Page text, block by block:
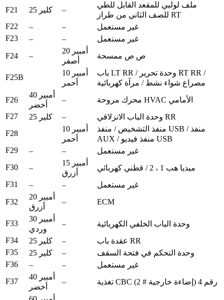
F21 25 كلير –
ملف لولبي للمقعد القابل للطي
للصف الثاني من طراز RT
F22
– –
غير مستعمل
F23
– –
غير مستعمل
F24
–
20 أمبير
أصفر
ص ص ممسحة
F25B
10 أمبير
أحمر
باب LT RR / وحدة تحرير RT RR /
مصراع شواء نشط / مرآة كهربائية
F26
40 أمبير
أخضر
–
محرك مروحة HVAC الأمامي
F27
25 كلير –
وحدة الباب الانزلاقي RR
F28
10 أمبير
أحمر
منفذ التشخيص / منفذ USB / منفذ
AUX / منفذ فيديو USB
F29
– –
غير مستعمل
F30
–
15 أمبير
أزرق
ميديا ​​هب 1 ، 2 / قطني كهربائي
F31
– –
غير مستعمل
F32
20 أمبير
أزرق
– ECM
F33
30 أمبير
وردي
–
وحدة الباب الخلفي الكهربائية
F34
25 كلير –
عقدة باب RR
F35
25 كلير –
وحدة التحكم في فتحة السقف
F36
– –
غير مستعمل
F37
40 أمبير
أخضر
– تغذية CBC رقم 4 (إضاءة خارجية # 2)